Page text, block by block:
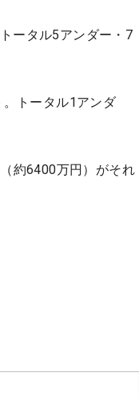
ータル5アンダー・7
トータル1アンダ
約6400万円）がそれ